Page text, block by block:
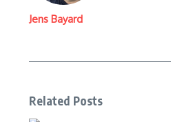
Jens Bayard
Related Posts